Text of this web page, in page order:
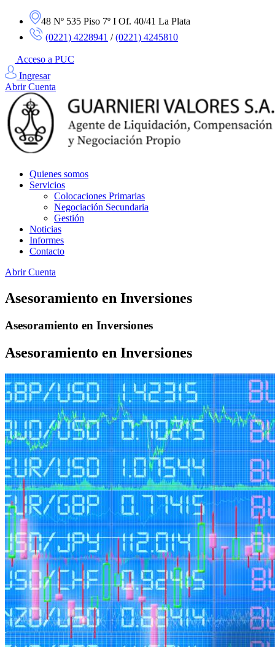
48 Nº 535 Piso 7º I Of. 40/41 La Plata
(0221) 4228941 /(0221) 4245810
Acceso a PUC
Ingresar
Abrir Cuenta
Quienes somos
Servicios
Colocaciones Primarias
Negociación Secundaria
Gestión
Noticias
Informes
Contacto
Abrir Cuenta
Asesoramiento en Inversiones
Asesoramiento en Inversiones
Asesoramiento en Inversiones